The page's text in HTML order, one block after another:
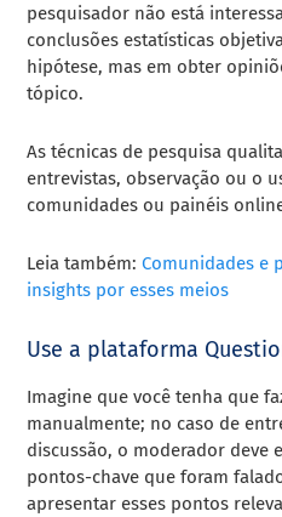
pesquisador não está
conclusões estatísticas
hipótese, mas em obter
tópico.
As técnicas de pesquisa
entrevistas, observação ou o
comunidades ou painéis
Leia também:Comunidades e
insights por esses meios
Use a plataforma
Imagine que você tenha que
manualmente; no caso de
discussão, o moderador deve
pontos-chave que foram
apresentar esses pontos